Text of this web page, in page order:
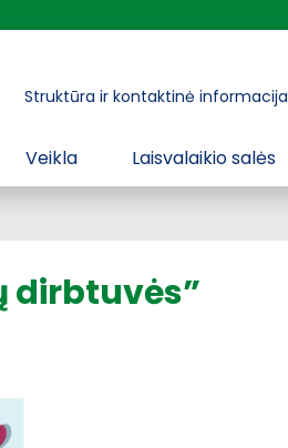
Struktūra ir kontaktinė informacija
Veikla Laisvalaikio salės
dirbtuvės”